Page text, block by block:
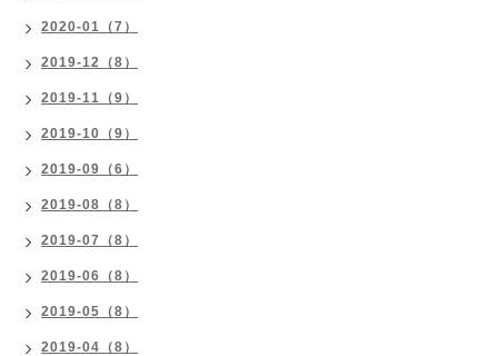
2020-01（7）
2019-12（8）
2019-11（9）
2019-10（9）
2019-09（6）
2019-08（8）
2019-07（8）
2019-06（8）
2019-05（8）
2019-04（8）